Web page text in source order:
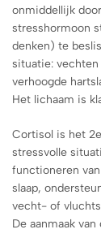
onmiddellijk
stresshormoon
denken) te
situatie: vechten
verhoogde
Het lichaam is
Cortisol is het
stressvolle
functioneren
slaap,
vecht- of
De aanmaak